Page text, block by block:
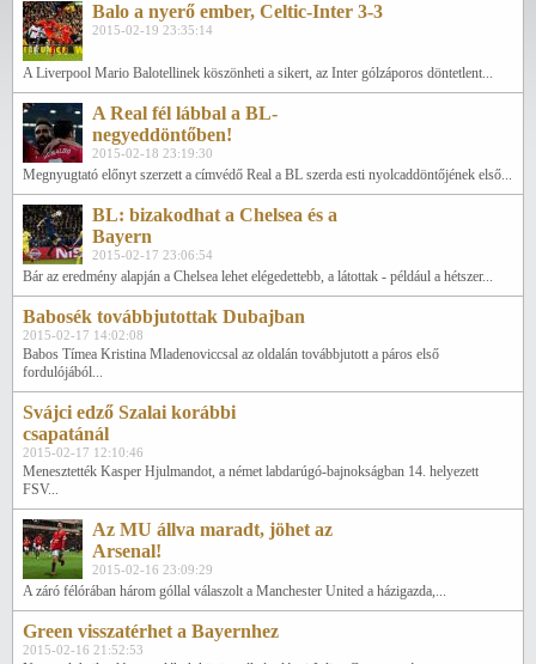
Balo a nyerő ember, Celtic-Inter 3-3
2015-02-19 23:35:14
A Liverpool Mario Balotellinek köszönheti a sikert, az Inter gólzáporos döntetlent...
A Real fél lábbal a BL-
negyeddöntőben!
2015-02-18 23:19:30
Megnyugtató előnyt szerzett a címvédő Real a BL szerda esti nyolcaddöntőjének első...
BL: bizakodhat a Chelsea és a
Bayern
2015-02-17 23:06:54
Bár az eredmény alapján a Chelsea lehet elégedettebb, a látottak - például a hétszer...
Babosék továbbjutottak Dubajban
2015-02-17 14:02:08
Babos Tímea Kristina Mladenoviccsal az oldalán továbbjutott a páros első
fordulójából...
Svájci edző Szalai korábbi
csapatánál
2015-02-17 12:10:46
Menesztették Kasper Hjulmandot, a német labdarúgó-bajnokságban 14. helyezett
FSV...
Az MU állva maradt, jöhet az
Arsenal!
2015-02-16 23:09:29
A záró félórában három góllal válaszolt a Manchester United a házigazda,...
Green visszatérhet a Bayernhez
2015-02-16 21:52:53